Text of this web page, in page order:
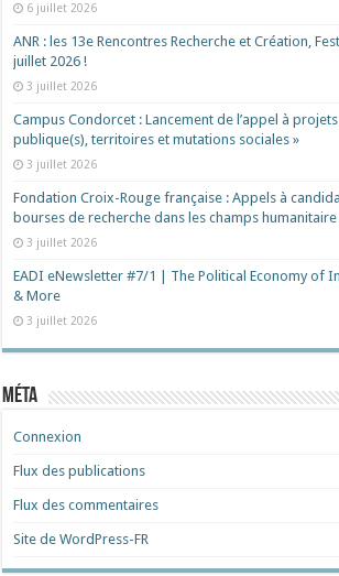
6 juillet 2026
ANR : les 13e Rencontres Recherche et Création,
juillet 2026 !
3 juillet 2026
Campus Condorcet : Lancement de l’appel à
publique(s), territoires et mutations sociales »
3 juillet 2026
Fondation Croix-Rouge française : Appels à
bourses de recherche dans les champs humanitaire
3 juillet 2026
EADI eNewsletter #7/1 | The Political Economy of
& More
3 juillet 2026
Méta
Connexion
Flux des publications
Flux des commentaires
Site de WordPress-FR